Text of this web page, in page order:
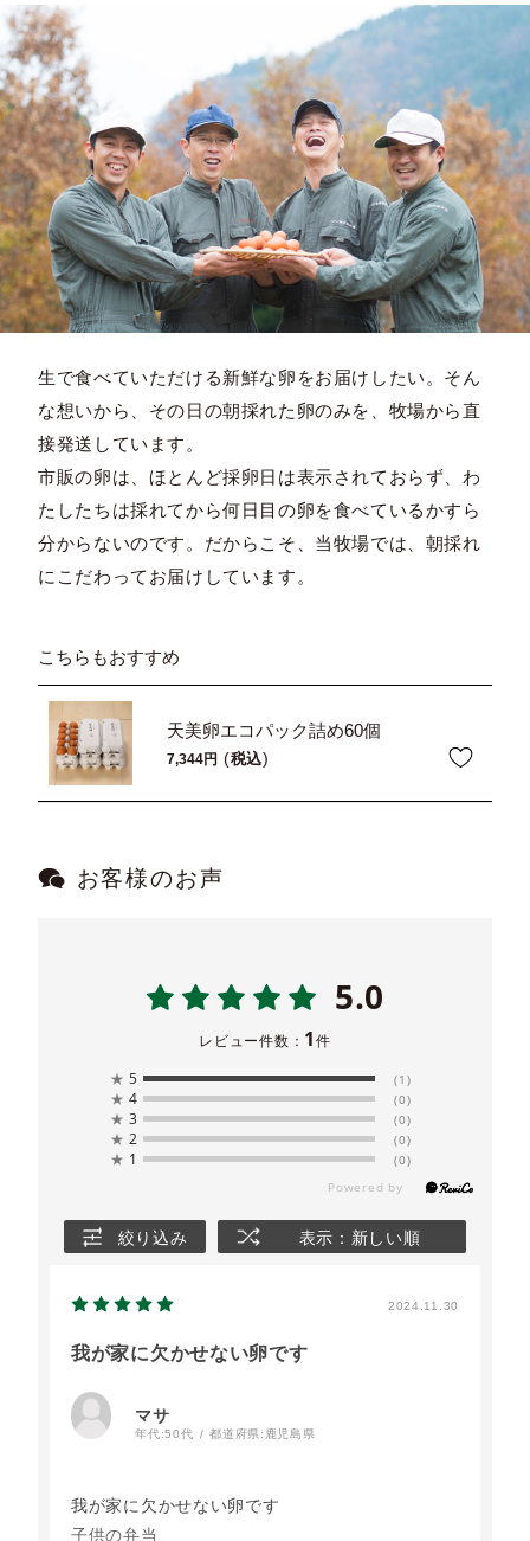
生で食べていただける新鮮な卵をお届けしたい。そん
な想いから、その日の朝採れた卵のみを、牧場から直
接発送しています。
市販の卵は、ほとんど採卵日は表示されておらず、わ
たしたちは採れてから何日目の卵を食べているかすら
分からないのです。だからこそ、当牧場では、朝採れ
にこだわってお届けしています。
こちらもおすすめ
天美卵エコパック詰め60個
7,344 税込
お客様のお声
5.0
レビュー件数： 1件
★ 5 (1)
★ 4 (0)
★ 3 (0)
★ 2 (0)
★ 1 (0)
絞り込み 表示：新しい順
2024.11.30
我が家に欠かせない卵です
マサ
年代:50代 都道府県: 鹿児島県
我が家に欠かせない卵です
子供の弁当